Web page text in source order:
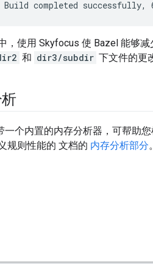
，使用 Skyfocus 使 Bazel 能够
和 dir3/subdir 下文件的更
一个内置的内存分析器，可帮助
规则性能的 文档的 内存分析部分。